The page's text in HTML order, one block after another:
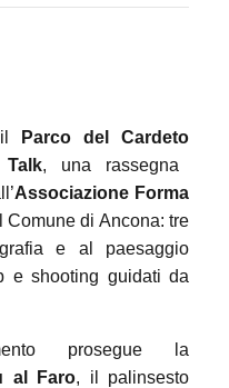
Parco del Cardeto
, una rassegna
Associazione Forma
Comune di Ancona: tre
e al paesaggio
e shooting guidati da
prosegue la
al Faro, il palinsesto